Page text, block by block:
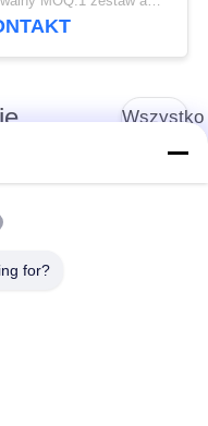
dotykowym
Wszystko
do testowania
do
for?